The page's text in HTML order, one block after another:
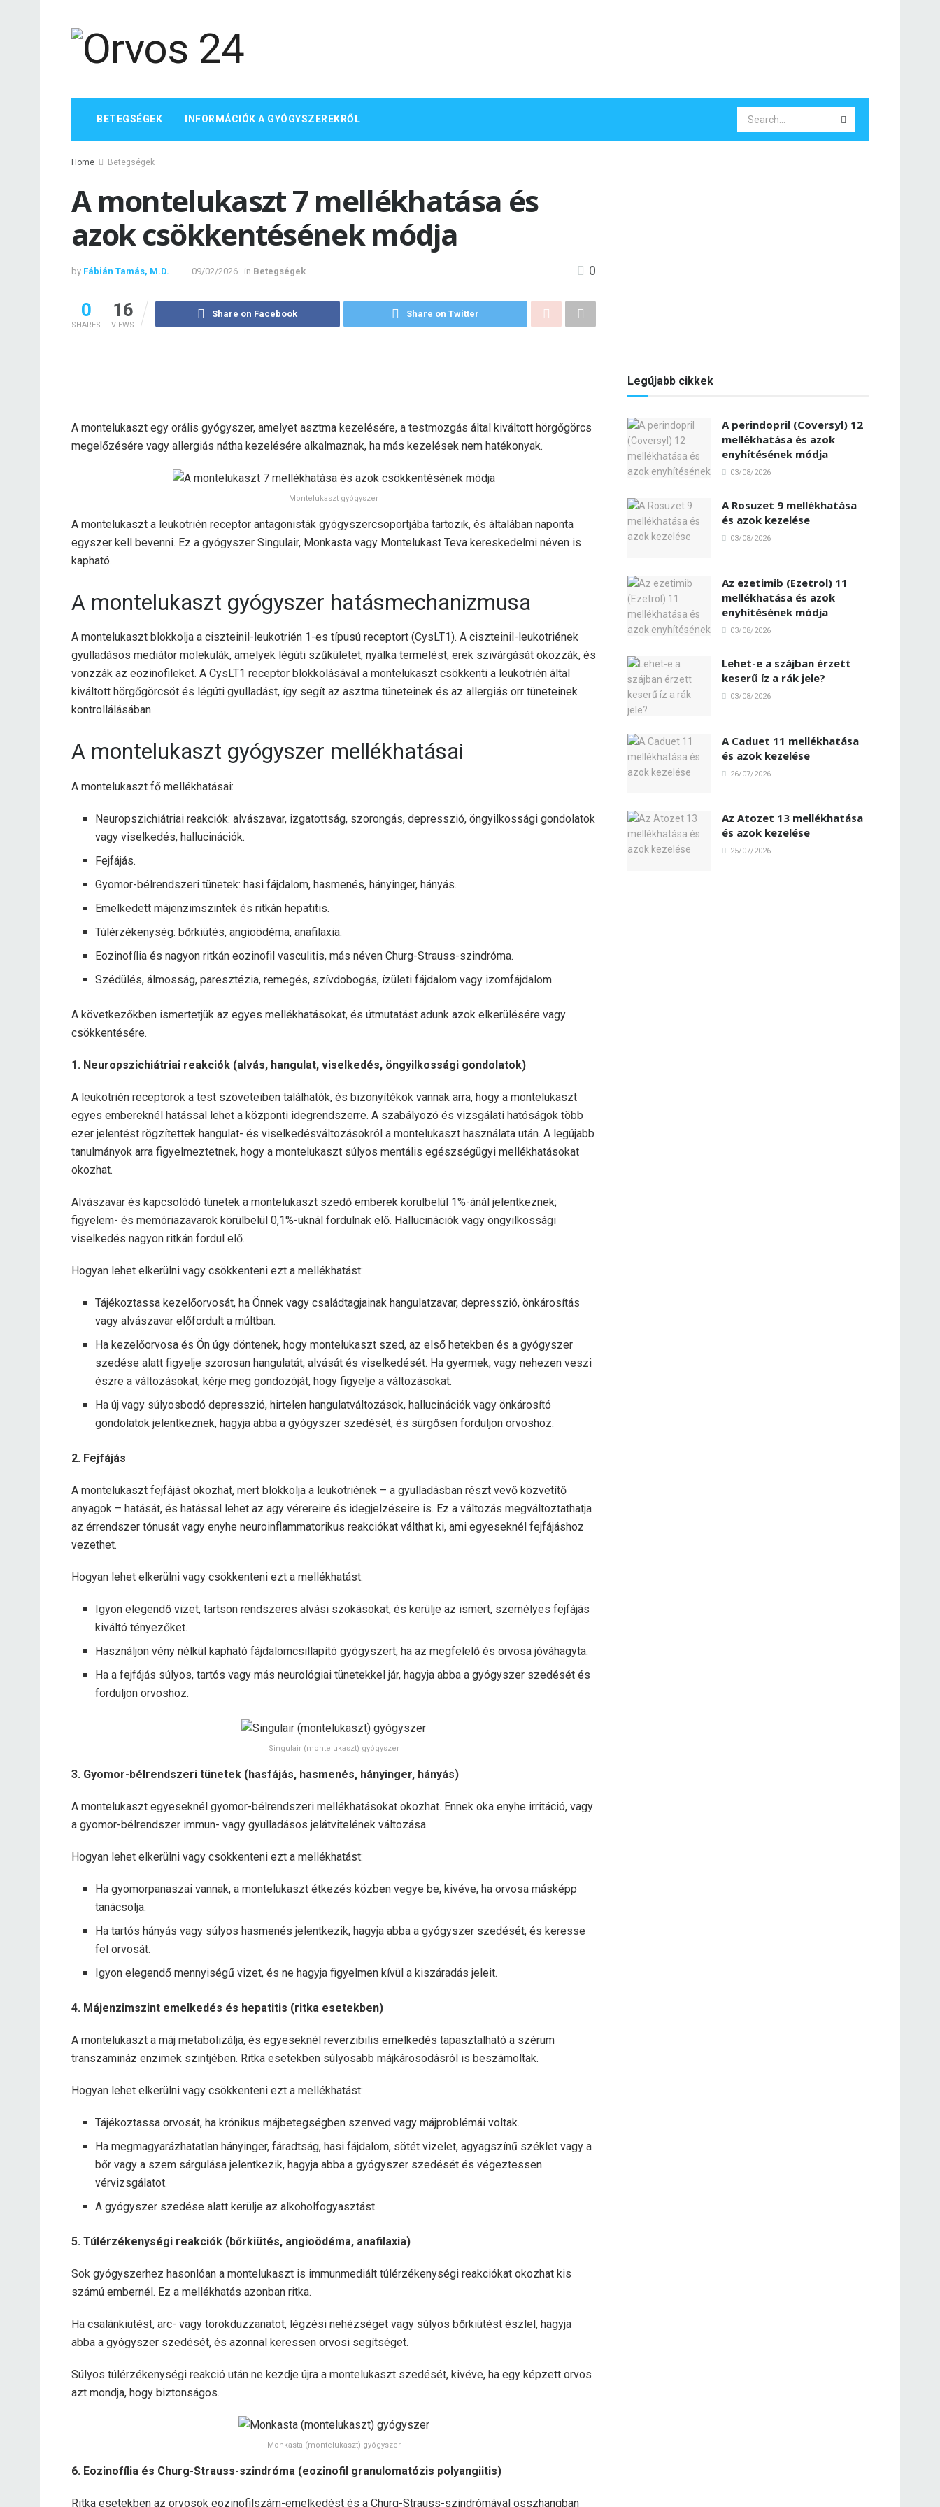
BETEGSÉGEK INFORMÁCIÓK A GYÓGYSZEREKRŐL
Home Betegségek
A montelukaszt 7 mellékhatása és
azok csökkentésének módja
by Fábián Tamás, M.D. 09/02/2026 in Betegségek 0
0
SHARES
16
VIEWS
Share on Facebook Share on Twitter
A montelukaszt egy orális gyógyszer, amelyet asztma kezelésére, a testmozgás által kiváltott hörgőgörcs
megelőzésére vagy allergiás nátha kezelésére alkalmaznak, ha más kezelések nem hatékonyak.
Montelukaszt gyógyszer
A montelukaszt a leukotrién receptor antagonisták gyógyszercsoportjába tartozik, és általában naponta
egyszer kell bevenni. Ez a gyógyszer Singulair, Monkasta vagy Montelukast Teva kereskedelmi néven is
kapható.
A montelukaszt gyógyszer hatásmechanizmusa
A montelukaszt blokkolja a ciszteinil-leukotrién 1-es típusú receptort (CysLT1). A ciszteinil-leukotriének
gyulladásos mediátor molekulák, amelyek légúti szűkületet, nyálka termelést, erek szivárgását okozzák, és
vonzzák az eozinofileket. A CysLT1 receptor blokkolásával a montelukaszt csökkenti a leukotrién által
kiváltott hörgőgörcsöt és légúti gyulladást, így segít az asztma tüneteinek és az allergiás orr tüneteinek
kontrollálásában.
A montelukaszt gyógyszer mellékhatásai
A montelukaszt fő mellékhatásai:
Neuropszichiátriai reakciók: alvászavar, izgatottság, szorongás, depresszió, öngyilkossági gondolatok
vagy viselkedés, hallucinációk.
Fejfájás.
Gyomor-bélrendszeri tünetek: hasi fájdalom, hasmenés, hányinger, hányás.
Emelkedett májenzimszintek és ritkán hepatitis.
Túlérzékenység: bőrkiütés, angioödéma, anafilaxia.
Eozinofília és nagyon ritkán eozinofil vasculitis, más néven Churg-Strauss-szindróma.
Szédülés, álmosság, paresztézia, remegés, szívdobogás, ízületi fájdalom vagy izomfájdalom.
A következőkben ismertetjük az egyes mellékhatásokat, és útmutatást adunk azok elkerülésére vagy
csökkentésére.
1. Neuropszichiátriai reakciók (alvás, hangulat, viselkedés, öngyilkossági gondolatok)
A leukotrién receptorok a test szöveteiben találhatók, és bizonyítékok vannak arra, hogy a montelukaszt
egyes embereknél hatással lehet a központi idegrendszerre. A szabályozó és vizsgálati hatóságok több
ezer jelentést rögzítettek hangulat- és viselkedésváltozásokról a montelukaszt használata után. A legújabb
tanulmányok arra figyelmeztetnek, hogy a montelukaszt súlyos mentális egészségügyi mellékhatásokat
okozhat.
Alvászavar és kapcsolódó tünetek a montelukaszt szedő emberek körülbelül 1%-ánál jelentkeznek;
figyelem- és memóriazavarok körülbelül 0,1%-uknál fordulnak elő. Hallucinációk vagy öngyilkossági
viselkedés nagyon ritkán fordul elő.
Hogyan lehet elkerülni vagy csökkenteni ezt a mellékhatást:
Tájékoztassa kezelőorvosát, ha Önnek vagy családtagjainak hangulatzavar, depresszió, önkárosítás
vagy alvászavar előfordult a múltban.
Ha kezelőorvosa és Ön úgy döntenek, hogy montelukaszt szed, az első hetekben és a gyógyszer
szedése alatt figyelje szorosan hangulatát, alvását és viselkedését. Ha gyermek, vagy nehezen veszi
észre a változásokat, kérje meg gondozóját, hogy figyelje a változásokat.
Ha új vagy súlyosbodó depresszió, hirtelen hangulatváltozások, hallucinációk vagy önkárosító
gondolatok jelentkeznek, hagyja abba a gyógyszer szedését, és sürgősen forduljon orvoshoz.
2. Fejfájás
A montelukaszt fejfájást okozhat, mert blokkolja a leukotriének – a gyulladásban részt vevő közvetítő
anyagok – hatását, és hatással lehet az agy vérereire és idegjelzéseire is. Ez a változás megváltoztathatja
az érrendszer tónusát vagy enyhe neuroinflammatorikus reakciókat válthat ki, ami egyeseknél fejfájáshoz
vezethet.
Hogyan lehet elkerülni vagy csökkenteni ezt a mellékhatást:
Igyon elegendő vizet, tartson rendszeres alvási szokásokat, és kerülje az ismert, személyes fejfájás
kiváltó tényezőket.
Használjon vény nélkül kapható fájdalomcsillapító gyógyszert, ha az megfelelő és orvosa jóváhagyta.
Ha a fejfájás súlyos, tartós vagy más neurológiai tünetekkel jár, hagyja abba a gyógyszer szedését és
forduljon orvoshoz.
Singulair (montelukaszt) gyógyszer
3. Gyomor-bélrendszeri tünetek (hasfájás, hasmenés, hányinger, hányás)
A montelukaszt egyeseknél gyomor-bélrendszeri mellékhatásokat okozhat. Ennek oka enyhe irritáció, vagy
a gyomor-bélrendszer immun- vagy gyulladásos jelátvitelének változása.
Hogyan lehet elkerülni vagy csökkenteni ezt a mellékhatást:
Ha gyomorpanaszai vannak, a montelukaszt étkezés közben vegye be, kivéve, ha orvosa másképp
tanácsolja.
Ha tartós hányás vagy súlyos hasmenés jelentkezik, hagyja abba a gyógyszer szedését, és keresse
fel orvosát.
Igyon elegendő mennyiségű vizet, és ne hagyja figyelmen kívül a kiszáradás jeleit.
4. Májenzimszint emelkedés és hepatitis (ritka esetekben)
A montelukaszt a máj metabolizálja, és egyeseknél reverzibilis emelkedés tapasztalható a szérum
transzamináz enzimek szintjében. Ritka esetekben súlyosabb májkárosodásról is beszámoltak.
Hogyan lehet elkerülni vagy csökkenteni ezt a mellékhatást:
Tájékoztassa orvosát, ha krónikus májbetegségben szenved vagy májproblémái voltak.
Ha megmagyarázhatatlan hányinger, fáradtság, hasi fájdalom, sötét vizelet, agyagszínű széklet vagy a
bőr vagy a szem sárgulása jelentkezik, hagyja abba a gyógyszer szedését és végeztessen
vérvizsgálatot.
A gyógyszer szedése alatt kerülje az alkoholfogyasztást.
5. Túlérzékenységi reakciók (bőrkiütés, angioödéma, anafilaxia)
Sok gyógyszerhez hasonlóan a montelukaszt is immunmediált túlérzékenységi reakciókat okozhat kis
számú embernél. Ez a mellékhatás azonban ritka.
Ha csalánkiütést, arc- vagy torokduzzanatot, légzési nehézséget vagy súlyos bőrkiütést észlel, hagyja
abba a gyógyszer szedését, és azonnal keressen orvosi segítséget.
Súlyos túlérzékenységi reakció után ne kezdje újra a montelukaszt szedését, kivéve, ha egy képzett orvos
azt mondja, hogy biztonságos.
Monkasta (montelukaszt) gyógyszer
6. Eozinofília és Churg-Strauss-szindróma (eozinofil granulomatózis polyangiitis)
Ritka esetekben az orvosok eozinofilszám-emelkedést és a Churg-Strauss-szindrómával összhangban
Legújabb cikkek
A perindopril (Coversyl) 12
mellékhatása és azok
enyhítésének módja
03/08/2026
A Rosuzet 9 mellékhatása
és azok kezelése
03/08/2026
Az ezetimib (Ezetrol) 11
mellékhatása és azok
enyhítésének módja
03/08/2026
Lehet-e a szájban érzett
keserű íz a rák jele?
03/08/2026
A Caduet 11 mellékhatása
és azok kezelése
26/07/2026
Az Atozet 13 mellékhatása
és azok kezelése
25/07/2026